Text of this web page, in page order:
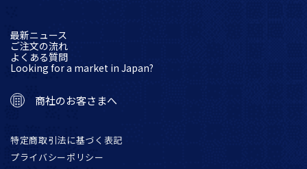
最新ニュース
ご注文の流れ
よくある質問
Looking for a market in Japan?
商社のお客さまへ
特定商取引法に基づく表記
プライバシーポリシー